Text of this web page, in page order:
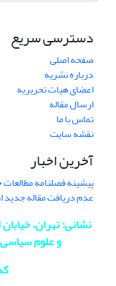
دسترسی سریع
صفحه اصلی
درباره نشریه
اعضای هیات تحریریه
ارسال مقاله
تماس با ما
نقشه سایت
آخرین اخبار
پیشینه فصلنامه
عدم دریافت مقاله جدید
نشانی: تهران،
و علوم سیاسی - طبقه 4 -
کد